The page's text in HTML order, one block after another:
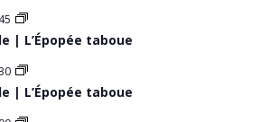
| L’Épopée taboue
| L’Épopée taboue